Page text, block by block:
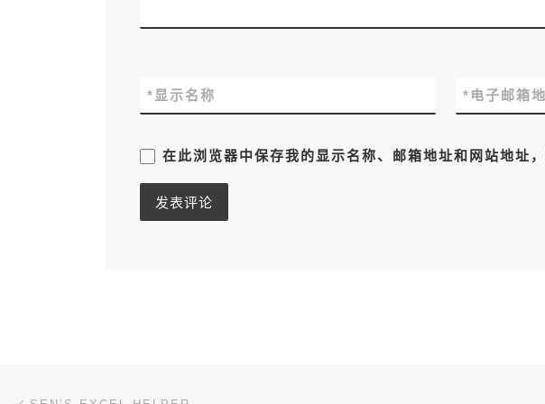
显示名称
* 电子邮箱
*
在此浏览器中保存我的显示名称、邮箱地址和网站地址
文章导航